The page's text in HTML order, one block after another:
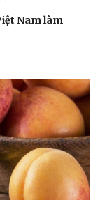
cho béNam làm